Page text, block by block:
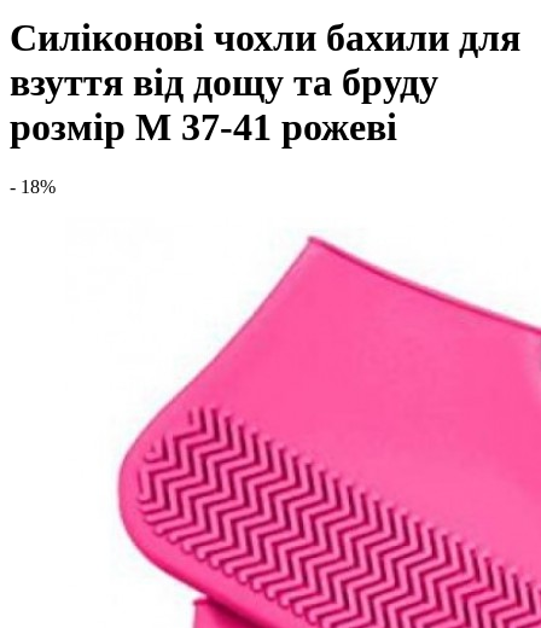
Силіконові чохли бахили для
взуття від дощу та бруду
розмір M 37-41 рожеві
- 18%